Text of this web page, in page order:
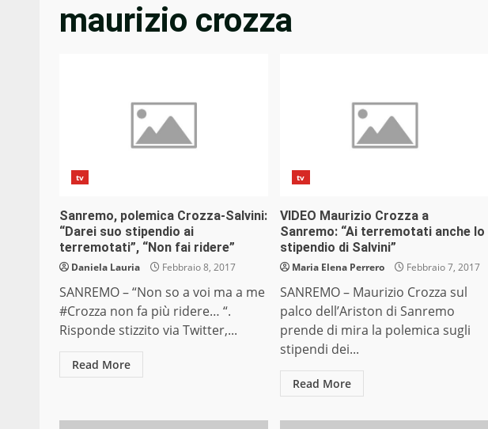
maurizio crozza
tv
Sanremo, polemica Crozza-Salvini:
“Darei suo stipendio ai
terremotati”, “Non fai ridere”
Daniela Lauria Febbraio 8, 2017
SANREMO – “Non so a voi ma a me
#Crozza non fa più ridere… “.
Risponde stizzito via Twitter,...
Read More
tv
VIDEO Maurizio Crozza a
Sanremo: “Ai terremotati anche lo
stipendio di Salvini”
Maria Elena Perrero Febbraio 7, 2017
SANREMO – Maurizio Crozza sul
palco dell’Ariston di Sanremo
prende di mira la polemica sugli
stipendi dei...
Read More